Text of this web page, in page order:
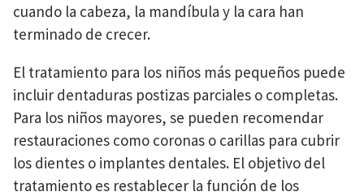
cuando la cabeza, la mandíbula y la cara han
terminado de crecer.
El tratamiento para los niños más pequeños puede
incluir dentaduras postizas parciales o completas.
Para los niños mayores, se pueden recomendar
restauraciones como coronas o carillas para cubrir
los dientes o implantes dentales. El objetivo del
tratamiento es restablecer la función de los